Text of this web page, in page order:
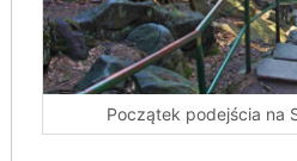
Początek podejścia na